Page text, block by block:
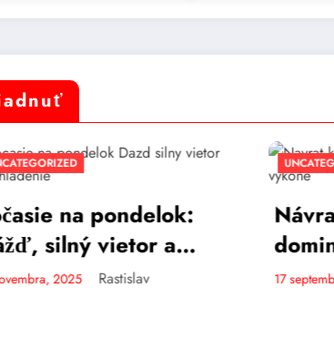
a
UNCATEGORIZED
Návrat kráľa:
dominuje v cene a
výkone
17 septembra, 2025 Rastislav